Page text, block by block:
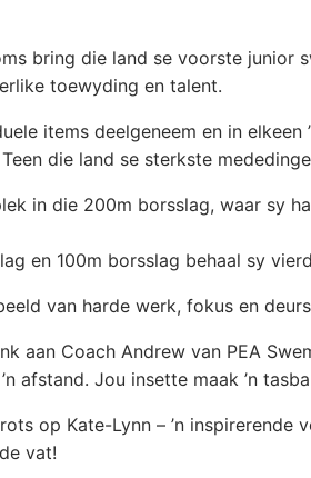
bring die land se voorste junior
toewyding en talent.
items deelgeneem en in elkeen
die land se sterkste
in die 200m borsslag, waar sy
en 100m borsslag behaal sy
van harde werk, fokus en
aan Coach Andrew van PEA
afstand. Jou insette maak ’n
op Kate-Lynn – ’n inspirerende
vat!